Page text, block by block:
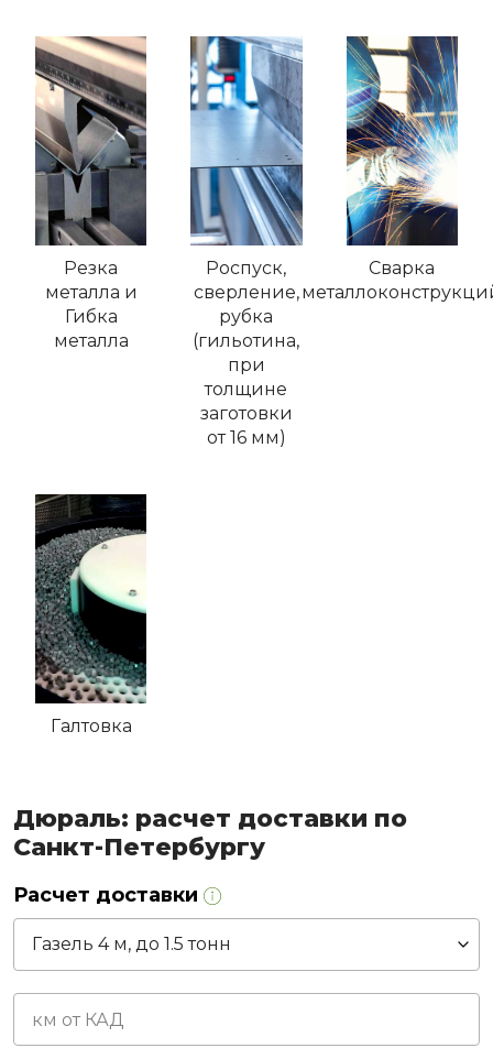
Резка
металла и
Гибка
металла
Роспуск,
сверление,
рубка
(гильотина,
при
толщине
заготовки
от 16 мм)
Сварка
Галтовка
Дюраль: расчет доставки по
Санкт-Петербургу
Расчет доставки